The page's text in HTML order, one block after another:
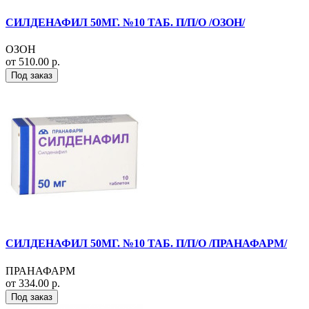
СИЛДЕНАФИЛ 50МГ. №10 ТАБ. П/П/О /ОЗОН/
ОЗОН
от 510.00 р.
Под заказ
СИЛДЕНАФИЛ 50МГ. №10 ТАБ. П/П/О /ПРАНАФАРМ/
ПРАНАФАРМ
от 334.00 р.
Под заказ